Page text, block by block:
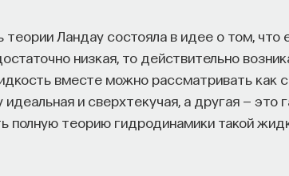
Ландау состояла в идее о том, что
низкая, то действительно
вместе можно рассматривать как
и сверхтекучая, а другая — это
полную теорию гидродинамики такой